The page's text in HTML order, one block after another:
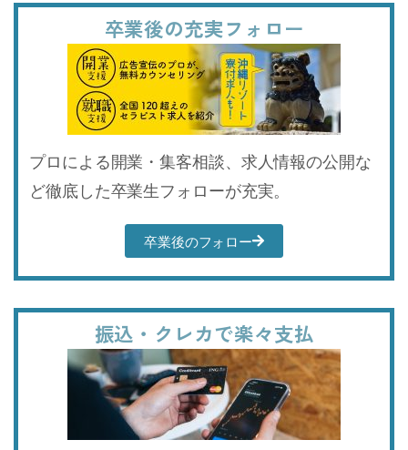
卒業後の充実フォロー
プロによる開業・集客相談、求人情報の公開な
ど徹底した卒業生フォローが充実。
卒業後のフォロー
振込・クレカで楽々支払